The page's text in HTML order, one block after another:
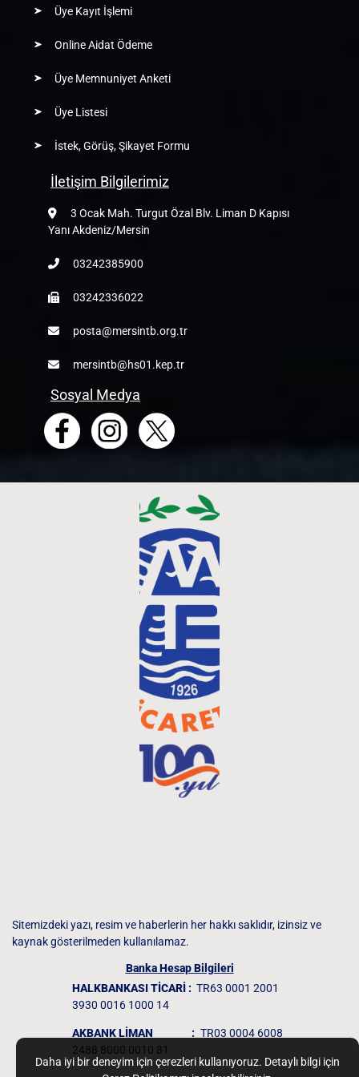
Üye Kayıt İşlemi
Online Aidat Ödeme
Üye Memnuniyet Anketi
Üye Listesi
İstek, Görüş, Şikayet Formu
İletişim Bilgilerimiz
3 Ocak Mah. Turgut Özal Blv. Liman D Kapısı
Yanı Akdeniz/Mersin
03242385900
03242336022
posta@mersintb.org.tr
mersintb@hs01.kep.tr
Sosyal Medya
Sitemizdeki yazı, resim ve haberlerin her hakkı saklıdır, izinsiz ve
kaynak gösterilmeden kullanılamaz.
Banka Hesap Bilgileri
HALKBANKASI TİCARİ : TR63 0001 2001
3930 0016 1000 14
AKBANK LİMAN : TR03 0004 6008
2488 8000 0010 81
Daha iyi bir deneyim için çerezleri kullanıyoruz. Detaylı bilgi için